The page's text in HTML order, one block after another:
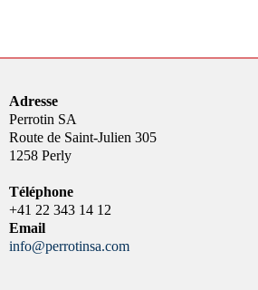
Adresse
Perrotin SA
Route de Saint-Julien 305
1258 Perly
Téléphone
+41 22 343 14 12
Email
info@perrotinsa.com